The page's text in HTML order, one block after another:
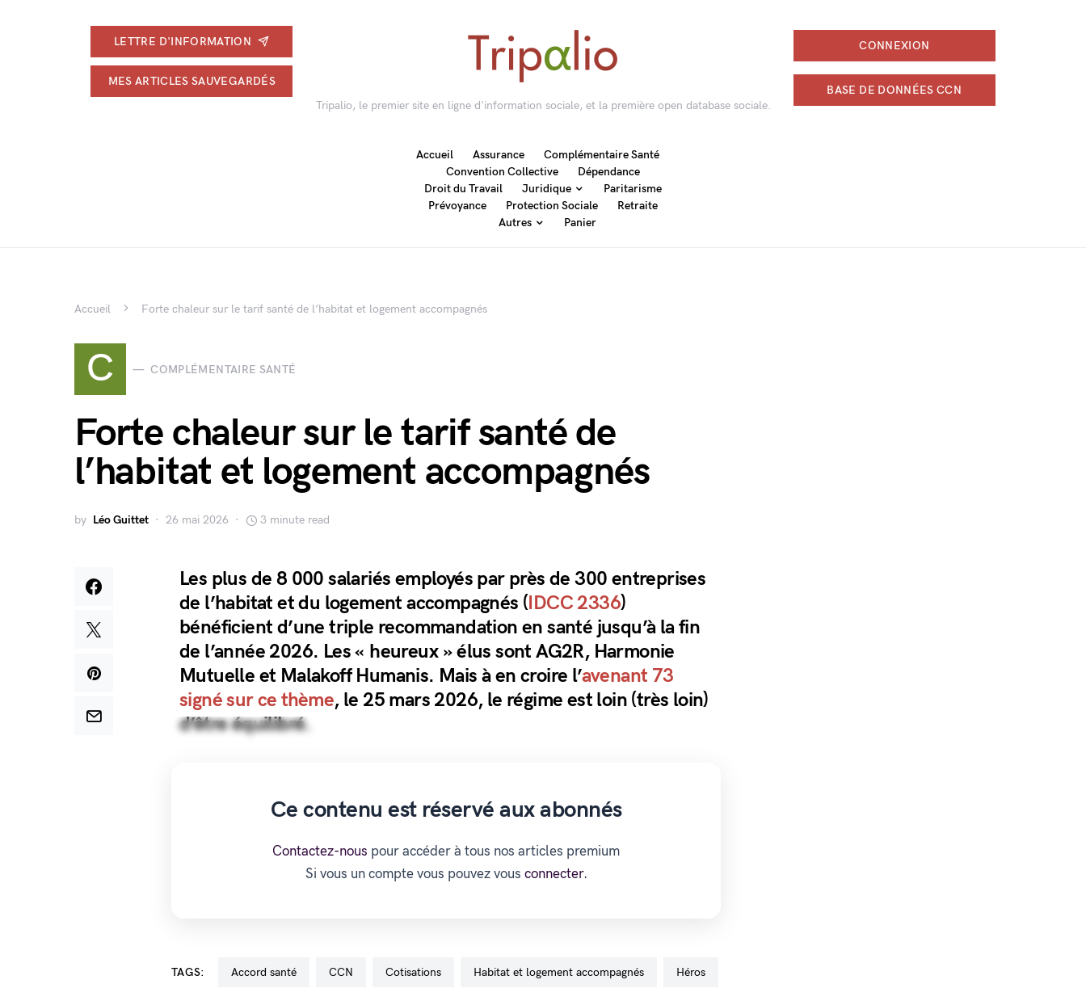
LETTRE D'INFORMATION
MES ARTICLES SAUVEGARDÉS
Tripalio, le premier site en ligne d'information sociale, et la première open database sociale.
CONNEXION
BASE DE DONNÉES CCN
Accueil Assurance
Complémentaire Santé
Convention Collective
Dépendance
Droit du Travail
Juridique
Paritarisme
Prévoyance
Protection Sociale
Retraite
Autres
Panier
Accueil Forte chaleur sur le tarif santé de l’habitat et logement accompagnés
C COMPLÉMENTAIRE SANTÉ
Forte chaleur sur le tarif santé de
l’habitat et logement accompagnés
by Léo Guittet 26 mai 2026 3 minute read
Les plus de 8 000 salariés employés par près de 300 entreprises
de l’habitat et du logement accompagnés (IDCC 2336)
bénéficient d’une triple recommandation en santé jusqu’à la fin
de l’année 2026. Les « heureux » élus sont AG2R, Harmonie
Mutuelle et Malakoff Humanis. Mais à en croire l’avenant 73
signé sur ce thème, le 25 mars 2026, le régime est loin (très loin)
d’être équilibré.
Ce contenu est réservé aux abonnés
Contactez-nous pour accéder à tous nos articles premium
Si vous un compte vous pouvez vous connecter.
TAGS: accord santé CCN cotisations habitat et logement accompagnés Héros